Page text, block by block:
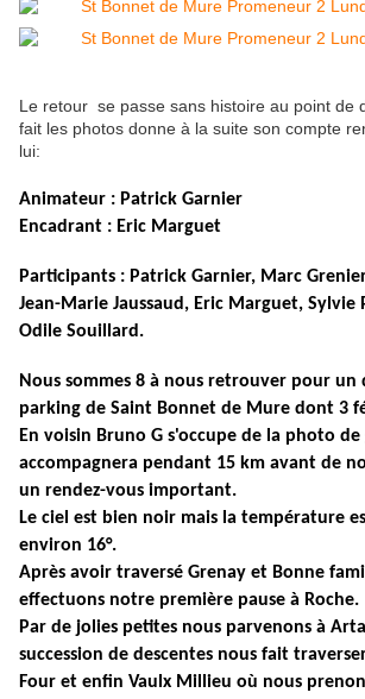
Le retour se passe sans histoire au point de
fait les photos donne à la suite son compte
lui:
Animateur : Patrick Garnier
Encadrant : Eric Marguet
Participants : Patrick Garnier, Marc
Jean-Marie Jaussaud, Eric Marguet, Sylvie
Odile Souillard.
Nous sommes 8 à nous retrouver pour un
parking de Saint Bonnet de Mure dont 3
En voisin Bruno G s'occupe de la photo
accompagnera pendant 15 km avant de
un rendez-vous important.
Le ciel est bien noir mais la température
environ 16°.
Après avoir traversé Grenay et Bonne
effectuons notre première pause à Roche.
Par de jolies petites nous parvenons à
succession de descentes nous fait
Four et enfin Vaulx Millieu où nous